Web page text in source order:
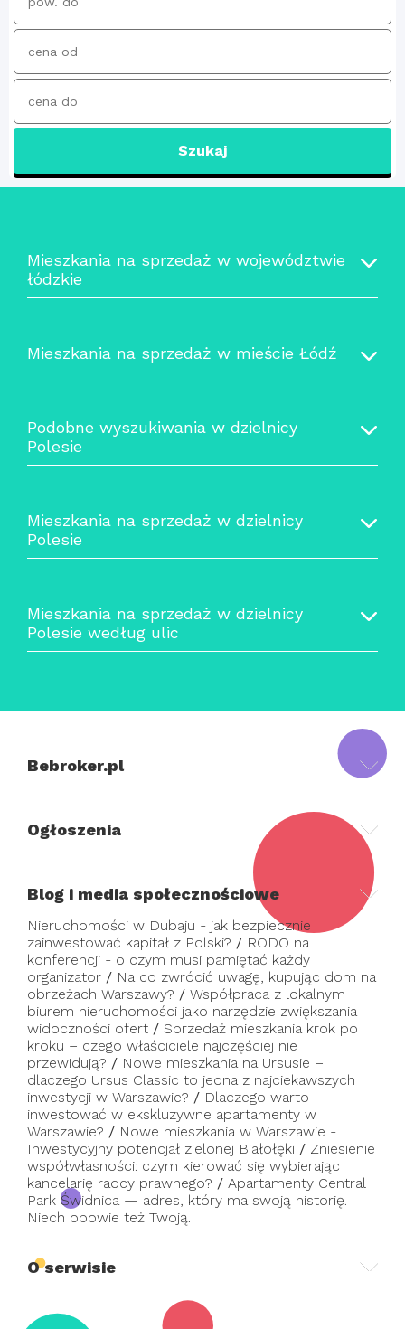
Szukaj
Mieszkania na sprzedaż w województwie
łódzkie
Mieszkania na sprzedaż w mieście Łódź
Podobne wyszukiwania w dzielnicy
Polesie
Mieszkania na sprzedaż w dzielnicy
Polesie
Mieszkania na sprzedaż w dzielnicy
Polesie według ulic
Bebroker.pl
Ogłoszenia
Blog i media społecznościowe
Nieruchomości w Dubaju - jak bezpiecznie
zainwestować kapitał z Polski? / RODO na
konferencji - o czym musi pamiętać każdy
organizator / Na co zwrócić uwagę, kupując dom na
obrzeżach Warszawy? / Współpraca z lokalnym
biurem nieruchomości jako narzędzie zwiększania
widoczności ofert / Sprzedaż mieszkania krok po
kroku – czego właściciele najczęściej nie
przewidują? / Nowe mieszkania na Ursusie –
dlaczego Ursus Classic to jedna z najciekawszych
inwestycji w Warszawie? / Dlaczego warto
inwestować w ekskluzywne apartamenty w
Warszawie? / Nowe mieszkania w Warszawie -
Inwestycyjny potencjał zielonej Białołęki / Zniesienie
współwłasności: czym kierować się wybierając
kancelarię radcy prawnego? / Apartamenty Central
Park Świdnica — adres, który ma swoją historię.
Niech opowie też Twoją.
O serwisie